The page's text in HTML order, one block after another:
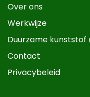
Over ons
Werkwijze
Duurzame
Contact
Privacybeleid